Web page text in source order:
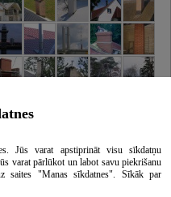
Jūs varat apstiprināt visu sīkdatņu
varat pārlūkot un labot savu piekrišanu
saites "Manas sīkdatnes". Sīkāk par